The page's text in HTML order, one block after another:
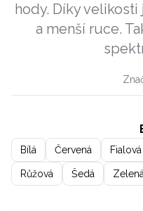
hody. Díky
a menší ruce.
Bílá Červená Fialová
Růžová Šedá Zelená